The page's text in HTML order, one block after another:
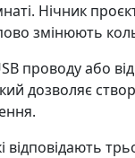
Нічник
змінюють
проводу або
дозволяє
відповідають